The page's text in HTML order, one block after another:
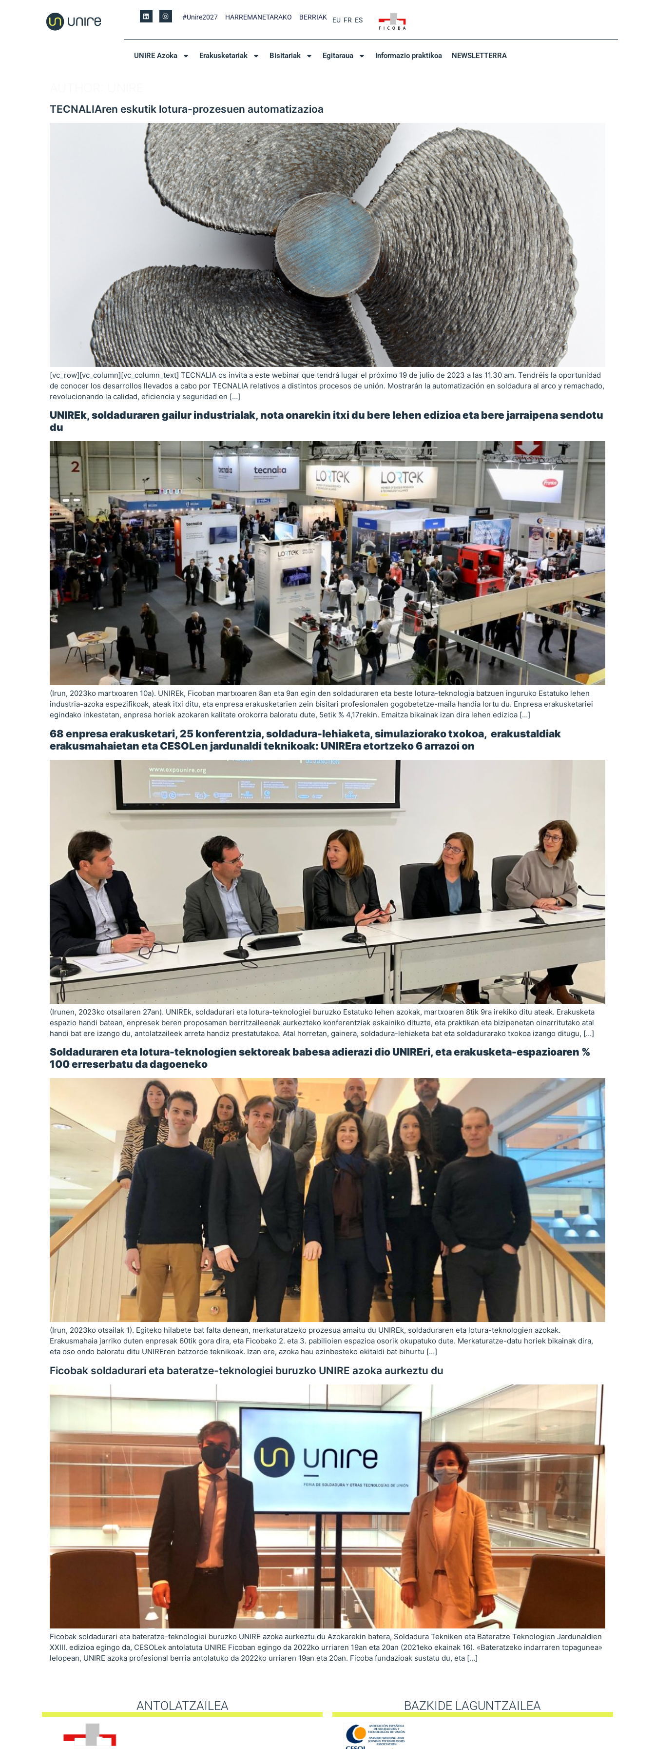
#Unire2027 HARREMANETARAKO BERRIAK EU FR ES
UNIRE Azoka Erakusketariak Bisitariak Egitaraua Informazio praktikoa NEWSLETTERRA
TECNALIAren eskutik lotura-prozesuen automatizazioa
[vc_row][vc_column][vc_column_text] TECNALIA os invita a este webinar que tendrá lugar el próximo 19 de julio de 2023 a las 11.30 am. Tendréis la oportunidad
de conocer los desarrollos llevados a cabo por TECNALIA relativos a distintos procesos de unión. Mostrarán la automatización en soldadura al arco y remachado,
revolucionando la calidad, eficiencia y seguridad en […]
UNIREk, soldaduraren gailur industrialak, nota onarekin itxi du bere lehen edizioa eta bere jarraipena sendotu
du
(Irun, 2023ko martxoaren 10a). UNIREk, Ficoban martxoaren 8an eta 9an egin den soldaduraren eta beste lotura-teknologia batzuen inguruko Estatuko lehen
industria-azoka espezifikoak, ateak itxi ditu, eta enpresa erakusketarien zein bisitari profesionalen gogobetetze-maila handia lortu du. Enpresa erakusketariei
egindako inkestetan, enpresa horiek azokaren kalitate orokorra baloratu dute, 5etik % 4,17rekin. Emaitza bikainak izan dira lehen edizioa […]
68 enpresa erakusketari, 25 konferentzia, soldadura-lehiaketa, simulaziorako txokoa, erakustaldiak
erakusmahaietan eta CESOLen jardunaldi teknikoak: UNIREra etortzeko 6 arrazoi on
(Irunen, 2023ko otsailaren 27an). UNIREk, soldadurari eta lotura-teknologiei buruzko Estatuko lehen azokak, martxoaren 8tik 9ra irekiko ditu ateak. Erakusketa
espazio handi batean, enpresek beren proposamen berritzaileenak aurkezteko konferentziak eskainiko dituzte, eta praktikan eta bizipenetan oinarritutako atal
handi bat ere izango du, antolatzaileek arreta handiz prestatutakoa. Atal horretan, gainera, soldadura-lehiaketa bat eta soldadurarako txokoa izango ditugu, […]
Soldaduraren eta lotura-teknologien sektoreak babesa adierazi dio UNIREri, eta erakusketa-espazioaren %
100 erreserbatu da dagoeneko
(Irun, 2023ko otsailak 1). Egiteko hilabete bat falta denean, merkaturatzeko prozesua amaitu du UNIREk, soldaduraren eta lotura-teknologien azokak.
Erakusmahaia jarriko duten enpresak 60tik gora dira, eta Ficobako 2. eta 3. pabilioien espazioa osorik okupatuko dute. Merkaturatze-datu horiek bikainak dira,
eta oso ondo baloratu ditu UNIREren batzorde teknikoak. Izan ere, azoka hau ezinbesteko ekitaldi bat bihurtu […]
Ficobak soldadurari eta bateratze-teknologiei buruzko UNIRE azoka aurkeztu du
Ficobak soldadurari eta bateratze-teknologiei buruzko UNIRE azoka aurkeztu du Azokarekin batera, Soldadura Tekniken eta Bateratze Teknologien Jardunaldien
XXIII. edizioa egingo da, CESOLek antolatuta UNIRE Ficoban egingo da 2022ko urriaren 19an eta 20an (2021eko ekainak 16). «Bateratzeko indarraren topagunea»
lelopean, UNIRE azoka profesional berria antolatuko da 2022ko urriaren 19an eta 20an. Ficoba fundazioak sustatu du, eta […]
ANTOLATZAILEA BAZKIDE LAGUNTZAILEA